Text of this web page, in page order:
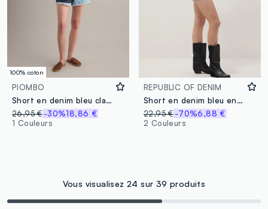
100% coton
PIOMBO
Short en denim bleu clair en pur coton avec empiècements patchwork
26,95 €-30%18,86 €
1 Couleurs
REPUBLIC OF DENIM
Short en denim bleu en coton stretch
22,95 € -70%6,88 €
2 Couleurs
Vous visualisez 24 sur 39 produits